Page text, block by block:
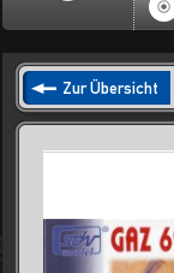
Zur Übersicht